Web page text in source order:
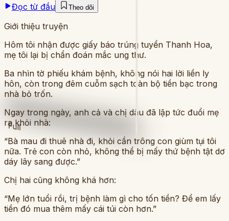
Full
Đọc từ đầu
Theo dõi
Giới thiệu truyện
Hôm tôi nhận được giấy báo trúng tuyển Thanh Hoa,
mẹ tôi lại bị chẩn đoán mắc ung thư.
Ba nhìn tờ phiếu khám bệnh, không nói hai lời liền ly
hôn, còn trong đêm cuỗm sạch toàn bộ tiền bạc trong
nhà bỏ trốn.
Ngay trong ngày, anh cả và chị dâu đã lập tức đuổi mẹ
ra khỏi nhà:
“Bà mau đi thuê nhà đi, khỏi cần trông con giùm tụi tôi
nữa. Trẻ con còn nhỏ, không thể bị mấy thứ bệnh tật dơ
dáy lây sang được.”
Chị hai cũng không khá hơn:
“Mẹ lớn tuổi rồi, trị bệnh làm gì cho tốn tiền? Để em lấy
tiền đó mua thêm mấy cái túi còn hơn.”